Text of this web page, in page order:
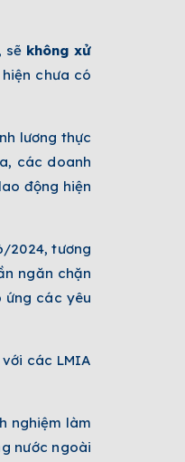
sẽ không xử
hiện chưa có
lương thực
các doanh
động hiện
2024, tương
ngăn chặn
ứng các yêu
các LMIA
nghiệm làm
nước ngoài